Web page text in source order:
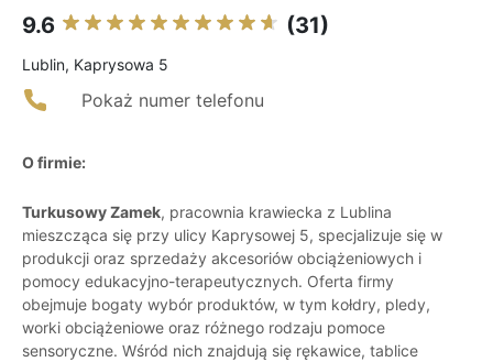
9.6 (31)
Lublin, Kaprysowa 5
Pokaż numer telefonu
O firmie:
Turkusowy Zamek, pracownia krawiecka z Lublina
mieszcząca się przy ulicy Kaprysowej 5, specjalizuje się w
produkcji oraz sprzedaży akcesoriów obciążeniowych i
pomocy edukacyjno-terapeutycznych. Oferta firmy
obejmuje bogaty wybór produktów, w tym kołdry, pledy,
worki obciążeniowe oraz różnego rodzaju pomoce
sensoryczne. Wśród nich znajdują się rękawice, tablice